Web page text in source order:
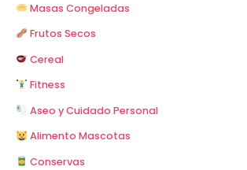
Masas Congeladas
Frutos Secos
Cereal
Fitness
Aseo y Cuidado Personal
Alimento Mascotas
Conservas